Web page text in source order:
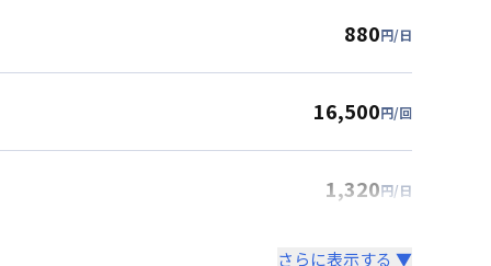
880円/日
16,500円/回
1,320円/日
さらに表示する ▼